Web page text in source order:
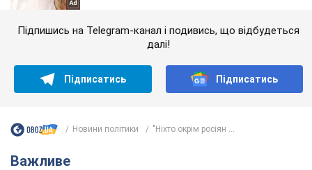
Підпишись на Telegram-канал і подивись, що відбудеться
далі!
Підписатись Підписатись
Новини політики "Ніхто окрім росіян ...
Важливе